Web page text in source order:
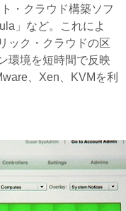
・クラウド構築ソフ
」など。これによ
ック・クラウドの区
環境を短時間で反映
、Xen、KVMを利